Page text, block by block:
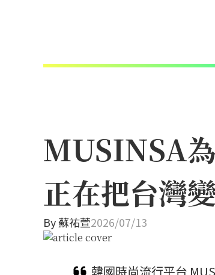
MUSINSA
正在把台灣
By蘇祐萱2026/07/13
韓國時尚流行平台